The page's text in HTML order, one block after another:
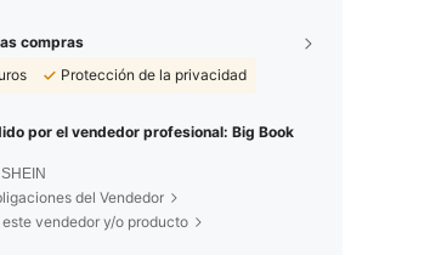
compras
Protección de la privacidad
por el vendedor profesional: Big Book
del Vendedor
vendedor y/o producto